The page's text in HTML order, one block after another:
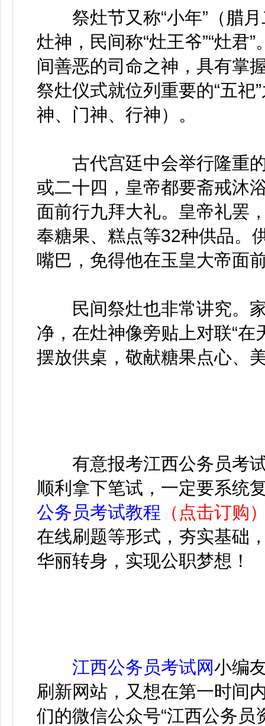
祭灶节又称“小年”（腊月
灶神，民间称“灶王爷”“灶君
间善恶的司命之神，具有掌
祭灶仪式就位列重要的“五祀
神、门神、行神）。
古代宫廷中会举行隆重的
或二十四，皇帝都要斋戒沐
面前行九拜大礼。皇帝礼罢
奉糖果、糕点等32种供品。
嘴巴，免得他在玉皇大帝面
民间祭灶也非常讲究。家
净，在灶神像旁贴上对联“
摆放供桌，敬献糖果点心、
有意报考江西公务员考试
顺利拿下笔试，一定要系统
公务员考试教程 （点击订购
在线刷题等形式，夯实基础
华丽转身，实现公职梦想！
江西公务员考试网小编
刷新网站，又想在第一时间
们的微信公众号“江西公务员